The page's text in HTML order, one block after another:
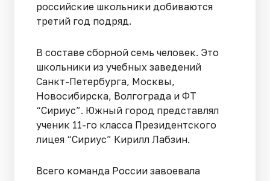
российские школьники добиваются
третий год подряд.
В составе сборной семь человек. Это
школьники из учебных заведений
Санкт-Петербурга, Москвы,
Новосибирска, Волгограда и ФТ
“Сириус”. Южный город представлял
ученик 11-го класса Президентского
лицея “Сириус” Кирилл Лабзин.
Всего команда России завоевала